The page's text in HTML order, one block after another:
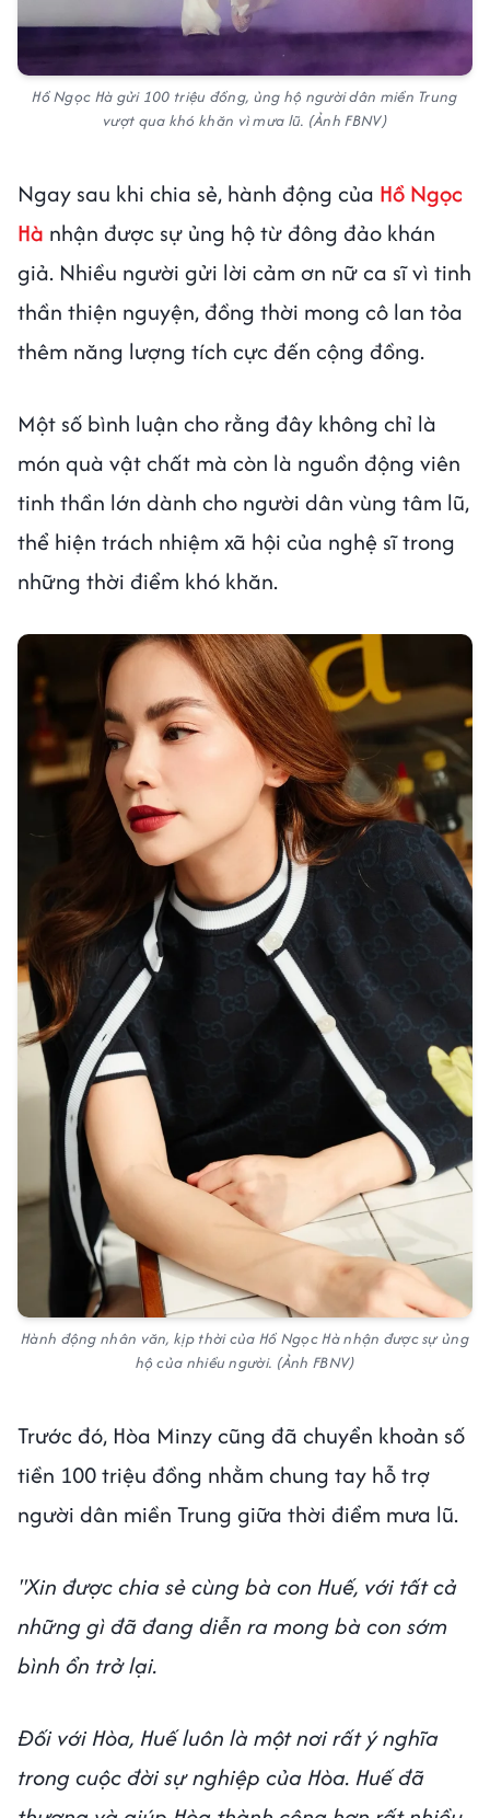
Hồ Ngọc Hà gửi 100 triệu đồng, ủng hộ người dân miền Trung
vượt qua khó khăn vì mưa lũ. (Ảnh FBNV)
Ngay sau khi chia sẻ, hành động của Hồ Ngọc
Hà nhận được sự ủng hộ từ đông đảo khán
giả. Nhiều người gửi lời cảm ơn nữ ca sĩ vì tinh
thần thiện nguyện, đồng thời mong cô lan tỏa
thêm năng lượng tích cực đến cộng đồng.
Một số bình luận cho rằng đây không chỉ là
món quà vật chất mà còn là nguồn động viên
tinh thần lớn dành cho người dân vùng tâm lũ,
thể hiện trách nhiệm xã hội của nghệ sĩ trong
những thời điểm khó khăn.
Hành động nhân văn, kịp thời của Hồ Ngọc Hà nhận được sự ủng
hộ của nhiều người. (Ảnh FBNV)
Trước đó, Hòa Minzy cũng đã chuyển khoản số
tiền 100 triệu đồng nhằm chung tay hỗ trợ
người dân miền Trung giữa thời điểm mưa lũ.
"Xin được chia sẻ cùng bà con Huế, với tất cả
những gì đã đang diễn ra mong bà con sớm
bình ổn trở lại.
Đối với Hòa, Huế luôn là một nơi rất ý nghĩa
trong cuộc đời sự nghiệp của Hòa. Huế đã